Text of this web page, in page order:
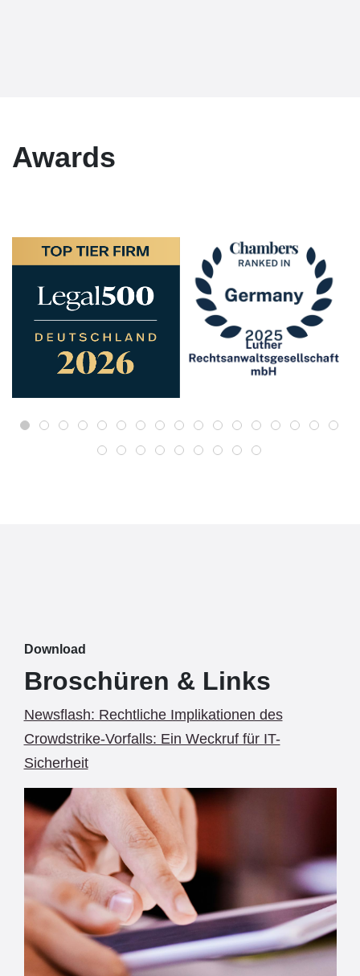
Awards
Download
Broschüren & Links
Newsflash: Rechtliche Implikationen des
Crowdstrike-Vorfalls: Ein Weckruf für IT-
Sicherheit